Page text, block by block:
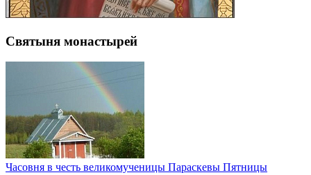
Святыня монастырей
Часовня в честь великомученицы Параскевы Пятницы